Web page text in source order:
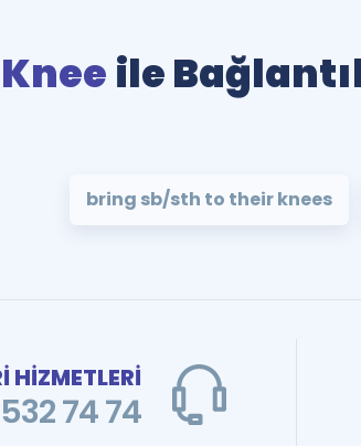
Knee ile
bring sb/sth to their knees
HİZMETLERİ
74 74